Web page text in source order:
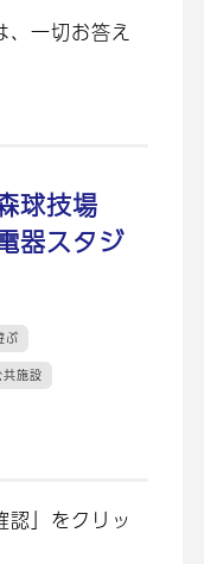
一切お答え
球技場
器スタジ
ぶ
施設
認」をクリッ